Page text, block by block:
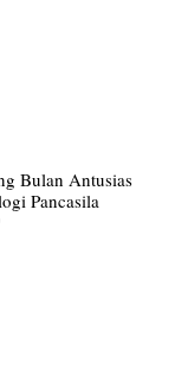
Bulan Antusias
Pancasila